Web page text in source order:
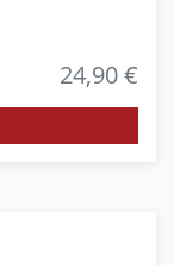
24,90 €